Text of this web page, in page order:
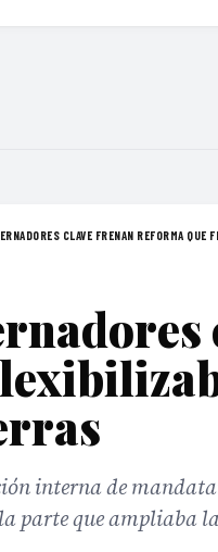
CLAVE FRENAN REFORMA QUE
interna de
parte que ampliaba